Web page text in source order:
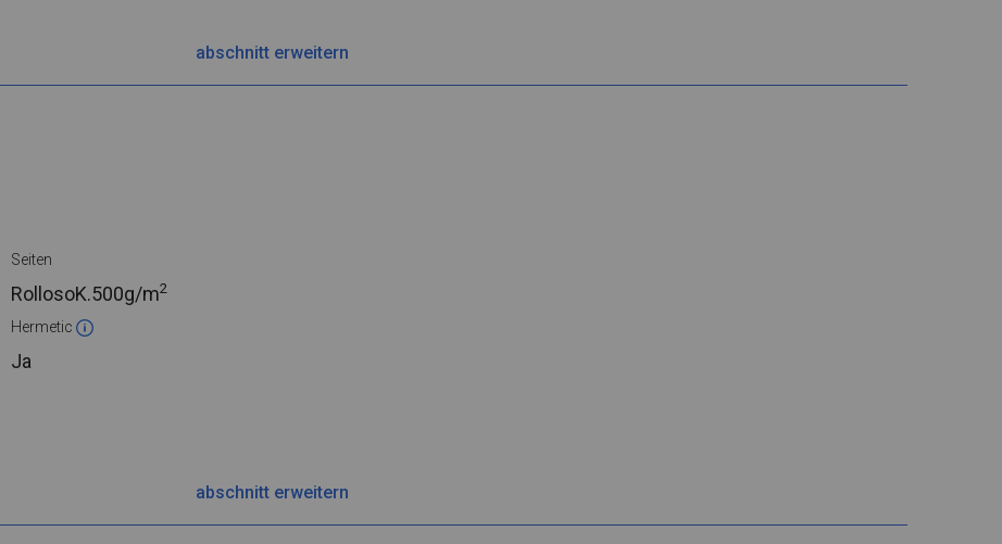
abschnitt erweitern
Seiten
RollosoK.500g/m2
Hermetic
Ja
abschnitt erweitern